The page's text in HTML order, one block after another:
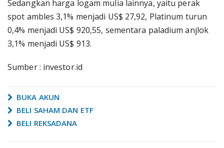
Sedangkan harga logam mulia lainnya, yaitu perak
spot ambles 3,1% menjadi US$ 27,92, Platinum turun
0,4% menjadi US$ 920,55, sementara paladium anjlok
3,1% menjadi US$ 913.
Sumber : investor.id
BUKA AKUN
BELI SAHAM DAN ETF
BELI REKSADANA